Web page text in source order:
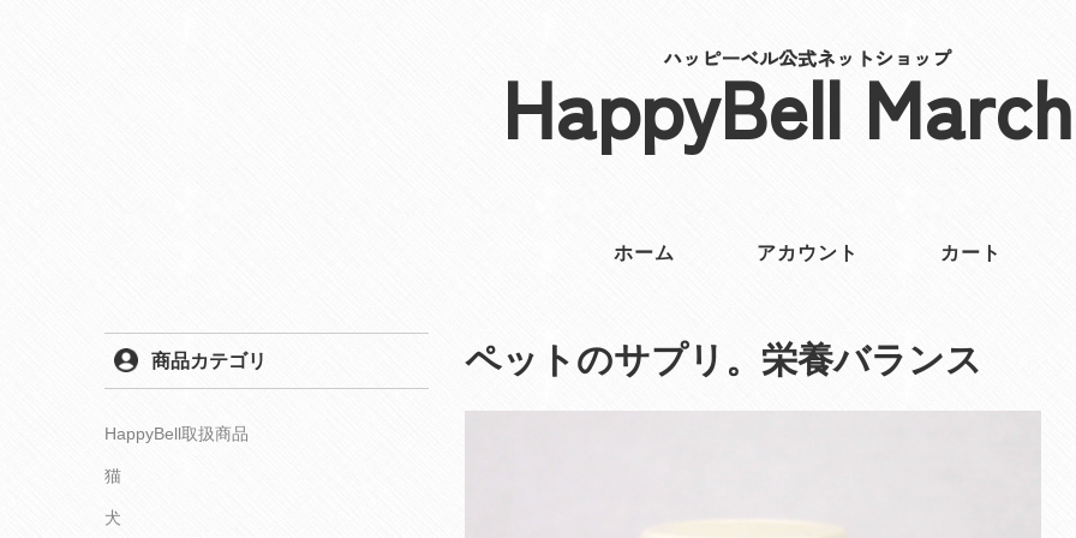
ハッピーベル公式ネットショップ
HappyBell
ホーム アカウント カート
ペットのサプリ。栄養バランス
商品カテゴリ
HappyBell取扱商品
猫
犬